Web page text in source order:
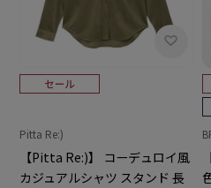
Pitta Re:)
【Pitta Re:)】 コーデュロイ風
カジュアルシャツ スタンド 長